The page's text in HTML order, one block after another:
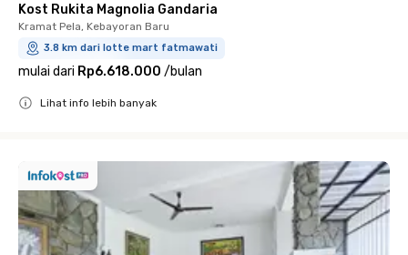
Kost Rukita Magnolia Gandaria
Kramat Pela, Kebayoran Baru
3.8 km dari lotte mart fatmawati
mulai dari Rp6.618.000 /bulan
Lihat info lebih banyak